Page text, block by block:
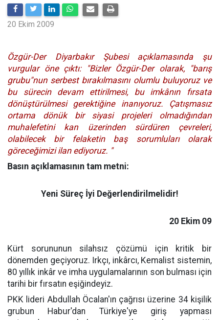
20 Ekim 2009
Özgür-Der Diyarbakır Şubesi açıklamasında şu
vurgular öne çıktı: "Bizler Özgür-Der olarak, "barış
grubu"nun serbest bırakılmasını olumlu buluyoruz ve
bu sürecin devam ettirilmesi, bu imkânın fırsata
dönüştürülmesi gerektiğine inanıyoruz. Çatışmasız
ortama dönük bir siyasi projeleri olmadığından
muhalefetini kan üzerinden sürdüren çevreleri,
olabilecek bir felaketin baş sorumluları olarak
göreceğimizi ilan ediyoruz. "
Basın açıklamasının tam metni:
Yeni Süreç İyi Değerlendirilmelidir!
20 Ekim 09
Kürt sorununun silahsız çözümü için kritik bir
dönemden geçiyoruz. Irkçı, inkârcı, Kemalist sistemin,
80 yıllık inkâr ve imha uygulamalarının son bulması için
tarihi bir fırsatın eşiğindeyiz.
PKK lideri Abdullah Öcalan'ın çağrısı üzerine 34 kişilik
grubun Habur'dan Türkiye'ye giriş yapması